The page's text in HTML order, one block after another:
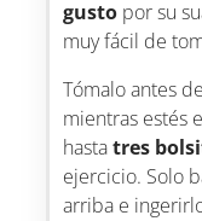
gusto por su
muy fácil de
Tómalo antes
mientras estés
hastatres
ejercicio. Solo
arriba e